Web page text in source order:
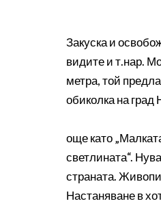
Закуска и
видите и т.нар.
метра, той
обиколка на
още като
светлината“.
страната.
Настаняване в